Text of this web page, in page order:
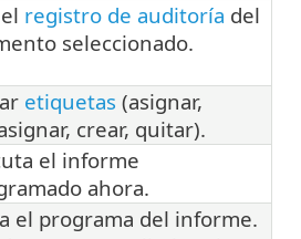
registro de auditoría del
seleccionado.
etiquetas (asignar,
crear, quitar).
el informe
ahora.
el programa del informe.